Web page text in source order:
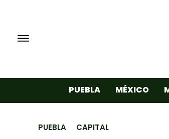
PUEBLA MÉXICO
PUEBLA CAPITAL